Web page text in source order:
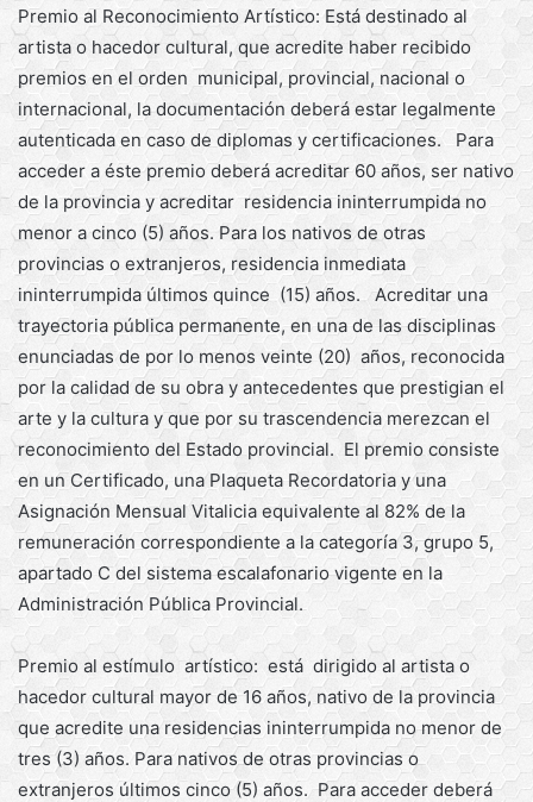
Premio al Reconocimiento Artístico: Está destinado al
artista o hacedor cultural, que acredite haber recibido
premios en el orden municipal, provincial, nacional o
internacional, la documentación deberá estar legalmente
autenticada en caso de diplomas y certificaciones. Para
acceder a éste premio deberá acreditar 60 años, ser nativo
de la provincia y acreditar residencia ininterrumpida no
menor a cinco (5) años. Para los nativos de otras
provincias o extranjeros, residencia inmediata
ininterrumpida últimos quince (15) años. Acreditar una
trayectoria pública permanente, en una de las disciplinas
enunciadas de por lo menos veinte (20) años, reconocida
por la calidad de su obra y antecedentes que prestigian el
arte y la cultura y que por su trascendencia merezcan el
reconocimiento del Estado provincial. El premio consiste
en un Certificado, una Plaqueta Recordatoria y una
Asignación Mensual Vitalicia equivalente al 82% de la
remuneración correspondiente a la categoría 3, grupo 5,
apartado C del sistema escalafonario vigente en la
Administración Pública Provincial.
Premio al estímulo artístico: está dirigido al artista o
hacedor cultural mayor de 16 años, nativo de la provincia
que acredite una residencias ininterrumpida no menor de
tres (3) años. Para nativos de otras provincias o
extranjeros últimos cinco (5) años. Para acceder deberá